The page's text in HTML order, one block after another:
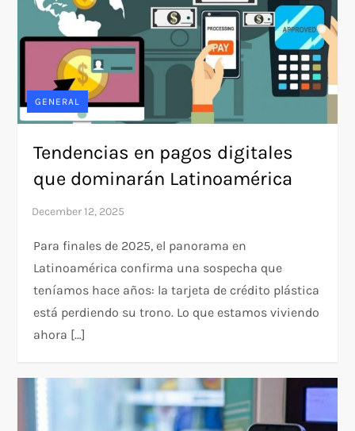
GENERAL
Tendencias en pagos digitales
que dominarán Latinoamérica
Para finales de 2025, el panorama en
Latinoamérica confirma una sospecha que
teníamos hace años: la tarjeta de crédito plástica
está perdiendo su trono. Lo que estamos viviendo
ahora […]